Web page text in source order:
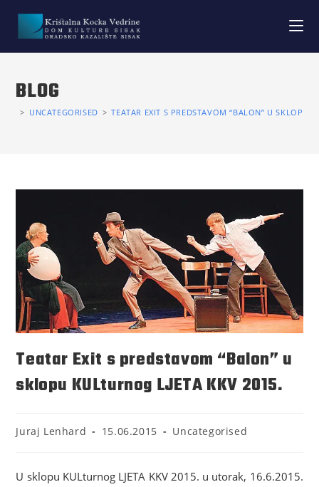
BLOG
> UNCATEGORISED > TEATAR EXIT S PREDSTAVOM “BALON” U SKLOPU
Teatar Exit s predstavom “Balon” u
sklopu KULturnog LJETA KKV 2015.
Juraj Lenhard 15.06.2015 Uncategorised
U sklopu KULturnog LJETA KKV 2015. u utorak, 16.6.2015.